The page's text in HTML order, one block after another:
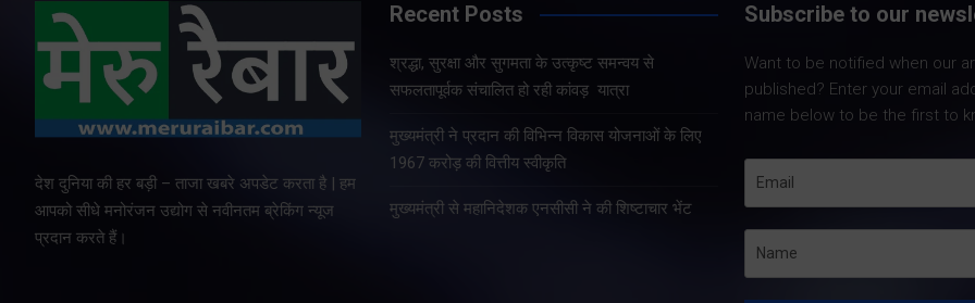
देश दुनिया की हर बड़ी – ताजा खबरे अपडेट करता है | हम
आपको सीधे मनोरंजन उद्योग से नवीनतम ब्रेकिंग न्यूज
प्रदान करते हैं।
Recent Posts
श्रद्धा, सुरक्षा और सुगमता के उत्कृष्ट समन्वय से
सफलतापूर्वक संचालित हो रही कांवड़ यात्रा
मुख्यमंत्री ने प्रदान की विभिन्न विकास योजनाओं के लिए
1967 करोड़ की वित्तीय स्वीकृति
मुख्यमंत्री से महानिदेशक एनसीसी ने की शिष्टाचार भेंट
Subscribe to our
Want to be notified when our
published? Enter your email
name below to be the first to
Share Nowदेहरादून। मुख्य
सचिव आनंद बर्द्धन ने गुरुवार को
राज्य आपातकालीन परिचालन
केंद्र पहुंचकर प्रदेश में लगातार
उत्पन्न स्थिति की विस्तृत समीक्षा
Share
मुख्यमंत्री पुष्कर सिंह
कुशल नेतृत्व एवं राज्य
सुचारु रूप से